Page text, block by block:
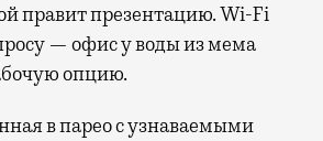
правит презентацию. Wi-Fi
— офис у воды из мема
опцию.
в парео с узнаваемыми